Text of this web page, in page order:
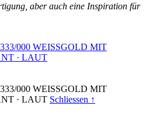
aber auch eine Inspiration für
333/000 WEISSGOLD MIT
· LAUT
333/000 WEISSGOLD MIT
· LAUT Schliessen ↑